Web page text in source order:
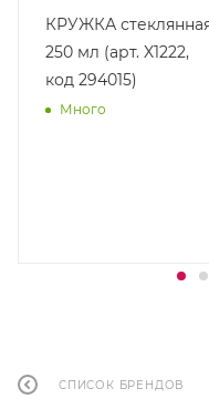
КРУЖКА
250 мл (арт. X1222,
код 294015)
Много
СПИСОК БРЕНДОВ